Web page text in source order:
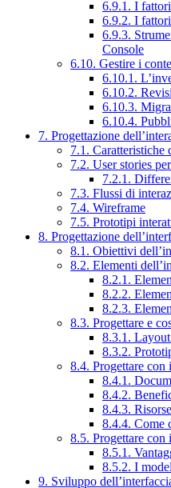
6.9.1. I fattori
6.9.2. I fattori
6.9.3.
Console
6.10. Gestire i
6.10.1.
6.10.2.
6.10.3.
6.10.4.
7. Progettazione
7.1. Caratteristiche
7.2. User stories
7.2.1.
7.3. Flussi di
7.4. Wireframe
7.5. Prototipi
8. Progettazione
8.1. Obiettivi
8.2. Elementi
8.2.1.
8.2.2.
8.2.3.
8.3. Progettare e
8.3.1.
8.3.2.
8.4. Progettare con
8.4.1.
8.4.2.
8.4.3.
8.4.4. Come
8.5. Progettare
8.5.1.
8.5.2. I
9. Sviluppo